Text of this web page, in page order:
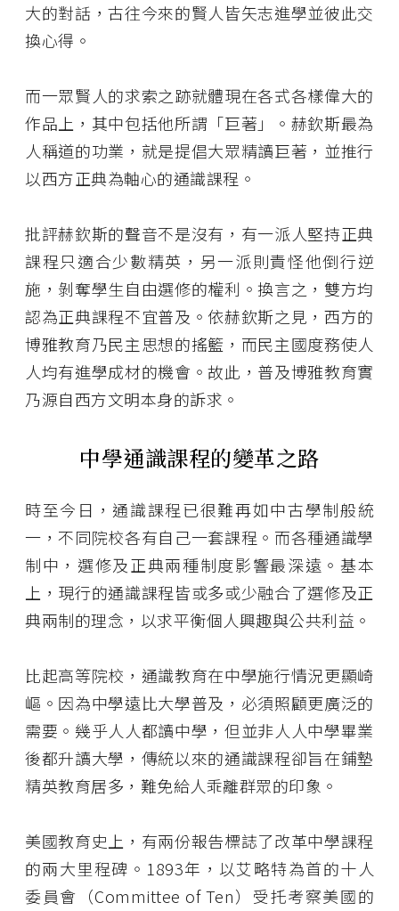
大的對話，古往今來的賢人皆矢志進學並彼此交
換心得。
而一眾賢人的求索之跡就體現在各式各樣偉大的
作品上，其中包括他所謂「巨著」。赫欽斯最為
人稱道的功業，就是提倡大眾精讀巨著，並推行
以西方正典為軸心的通識課程。
批評赫欽斯的聲音不是沒有，有一派人堅持正典
課程只適合少數精英，另一派則責怪他倒行逆
施，剝奪學生自由選修的權利。換言之，雙方均
認為正典課程不宜普及。依赫欽斯之見，西方的
博雅教育乃民主思想的搖籃，而民主國度務使人
人均有進學成材的機會。故此，普及博雅教育實
乃源自西方文明本身的訴求。
中學通識課程的變革之路
時至今日，通識課程已很難再如中古學制般統
一，不同院校各有自己一套課程。而各種通識學
制中，選修及正典兩種制度影響最深遠。基本
上，現行的通識課程皆或多或少融合了選修及正
典兩制的理念，以求平衡個人興趣與公共利益。
比起高等院校，通識教育在中學施行情況更顯崎
嶇。因為中學遠比大學普及，必須照顧更廣泛的
需要。幾乎人人都讀中學，但並非人人中學畢業
後都升讀大學，傳統以來的通識課程卻旨在鋪墊
精英教育居多，難免給人乖離群眾的印象。
美國教育史上，有兩份報告標誌了改革中學課程
的兩大里程碑。1893年，以艾略特為首的十人
委員會（Committee of Ten）受托考察美國的